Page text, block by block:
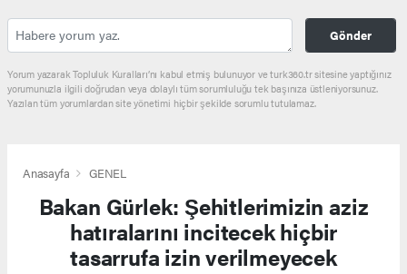
Gönder
Yorum yazarak Topluluk Kuralları’nı kabul etmiş bulunuyor ve turk360.tr sitesine yaptığınız
yorumunuzla ilgili doğrudan veya dolaylı tüm sorumluluğu tek başınıza üstleniyorsunuz.
Yazılan tüm yorumlardan site yönetimi hiçbir şekilde sorumlu tutulamaz.
Anasayfa GENEL
Bakan Gürlek: Şehitlerimizin aziz
hatıralarını incitecek hiçbir
tasarrufa izin verilmeyecek